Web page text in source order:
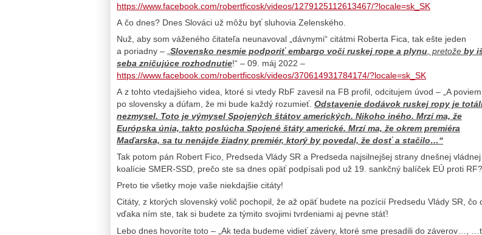
https://www.facebook.com/robertficosk/videos/1279125112613467/?locale=sk_SK
A čo dnes? Dnes Slováci už môžu byť sluhovia Zelenského.
Nuž, aby som váženého čitateľa neunavoval „dávnymi“ citátmi Roberta Fica, tak ešte jeden
a poriadny – „ Slovensko nesmie podporiť embargo voči ruskej rope a plynu , pretože by
seba zničujúce rozhodnutie!“ – 09. máj 2022 –
https://www.facebook.com/robertficosk/videos/370614931784174/?locale=sk_SK
A z tohto vtedajšieho videa, ktoré si vtedy RbF zavesil na FB profil, odcitujem úvod – „A
po slovensky a dúfam, že mi bude každý rozumieť. Odstavenie dodávok ruskej ropy je
nezmysel. Toto je výmysel Spojených štátov amerických. Nikoho iného. Mrzí ma, že
Európska únia, takto poslúcha Spojené štáty americké. Mrzí ma, že okrem premiéra
Maďarska, sa tu nenájde žiadny premiér, ktorý by povedal, že dosť a stačilo…“
Tak potom pán Robert Fico, Predseda Vlády SR a Predseda najsilnejšej strany dnešnej vládnej
koalície SMER-SSD, prečo ste sa dnes opäť podpísali pod už 19. sankčný balíček EÚ proti
Preto tie všetky moje vaše niekdajšie citáty!
Citáty, z ktorých slovenský volič pochopil, že až opäť budete na pozícií Predsedu Vlády SR, čo
vďaka ním ste, tak si budete za týmito svojimi tvrdeniami aj pevne stáť!
Lebo dnes hovoríte toto – „Ak teda budeme vidieť závery, ktoré sme presadili do záverov…,